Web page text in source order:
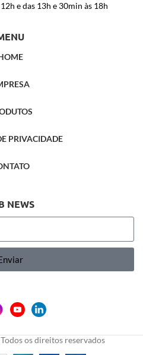
e das 13h e 30min às 18h
PRIVACIDADE
NEWS
os direitos reservados